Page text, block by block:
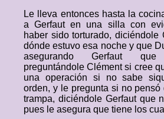
Le lleva entonces hasta la
a Gerfaut en una silla con
haber sido torturado, diciéndole
dónde estuvo esa noche y que
asegurando Gerfaut
preguntándole Clément si cree
una operación si no sabe
orden, y le pregunta si no
trampa, diciéndole Gerfaut que
pues le asegura que tiene los